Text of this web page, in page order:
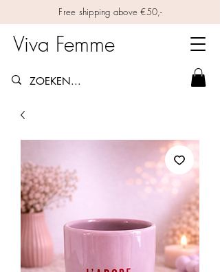
Free shipping above €50,-
Viva Femme